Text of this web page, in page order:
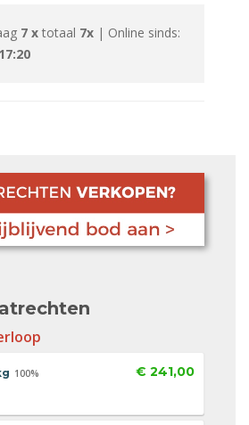
7 x totaal 7x | Online sinds:
100% € 241,00